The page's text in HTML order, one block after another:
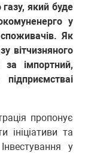
який буде
у
Як
вітчизняного
за імпортний,
пропонує
ініціативи та
у